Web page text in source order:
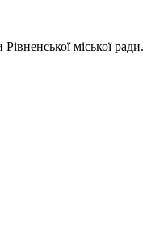
міської ради.